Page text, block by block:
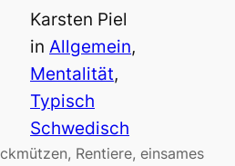
Karsten Piel
inAllgemein
Mentalität
Typisch
Schwedisch
Rentiere, einsames